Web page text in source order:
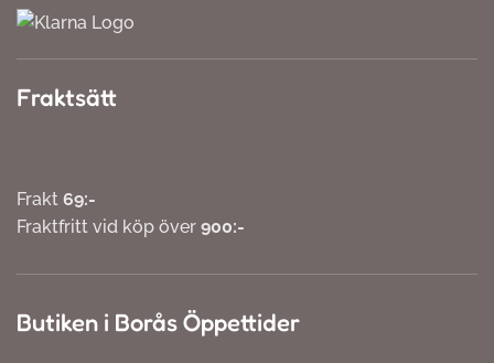
Fraktsätt
Frakt 69:-
Fraktfritt vid köp över 900:-
Butiken i Borås Öppettider